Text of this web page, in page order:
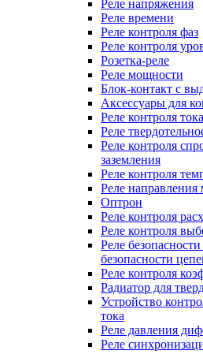
Реле напряжения
Реле времени
Реле контроля фаз
Реле контроля
Розетка-реле
Реле мощности
Блок-контакт с
Аксессуары для
Реле контроля тока
Реле
Реле контроля
заземления
Реле контроля
Реле
Оптрон
Реле контроля
Реле контроля
Реле
безопасности
Реле контроля
Радиатор для
Устройство
тока
Реле давления
Реле